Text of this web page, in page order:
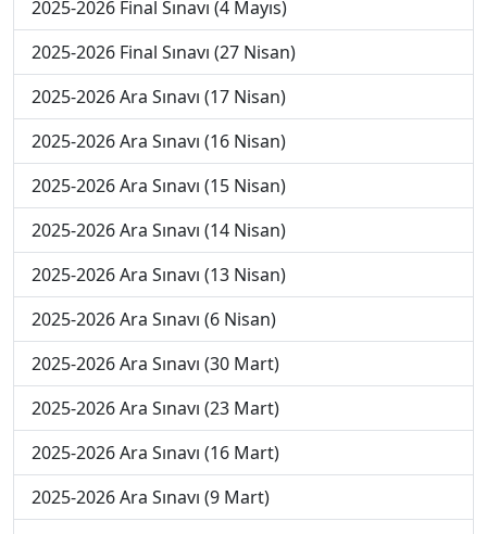
2025-2026 Final Sınavı (4 Mayıs)
2025-2026 Final Sınavı (27 Nisan)
2025-2026 Ara Sınavı (17 Nisan)
2025-2026 Ara Sınavı (16 Nisan)
2025-2026 Ara Sınavı (15 Nisan)
2025-2026 Ara Sınavı (14 Nisan)
2025-2026 Ara Sınavı (13 Nisan)
2025-2026 Ara Sınavı (6 Nisan)
2025-2026 Ara Sınavı (30 Mart)
2025-2026 Ara Sınavı (23 Mart)
2025-2026 Ara Sınavı (16 Mart)
2025-2026 Ara Sınavı (9 Mart)